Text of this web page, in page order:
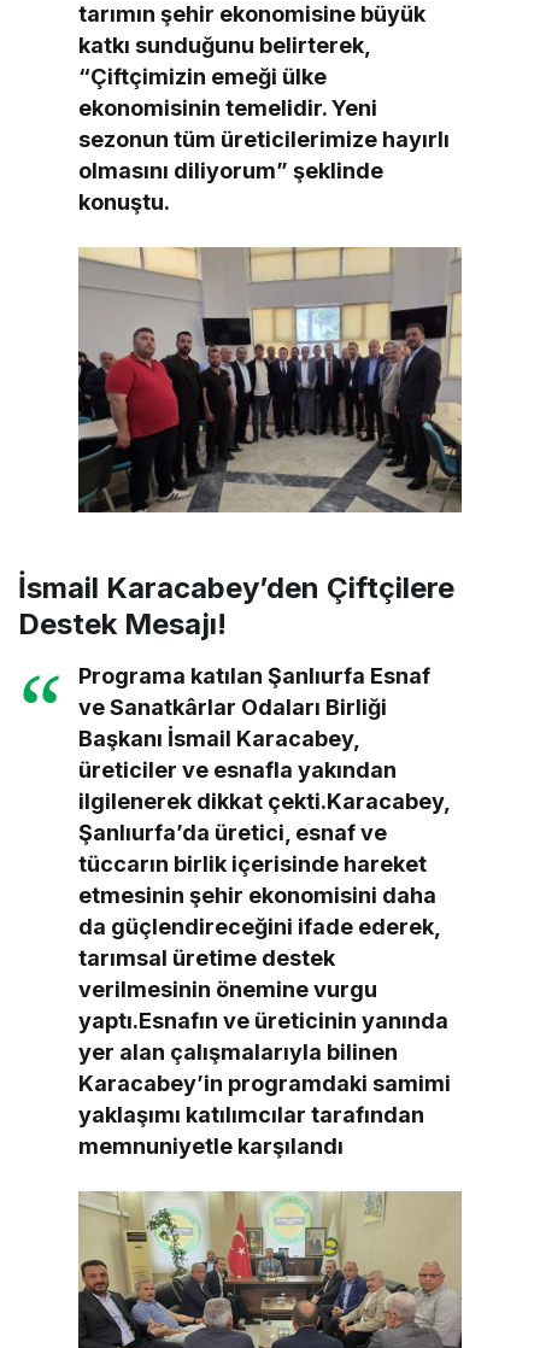
tarımın şehir ekonomisine büyük
katkı sunduğunu belirterek,
“Çiftçimizin emeği ülke
ekonomisinin temelidir. Yeni
sezonun tüm üreticilerimize hayırlı
olmasını diliyorum” şeklinde
konuştu.
İsmail Karacabey’den Çiftçilere
Destek Mesajı!
Programa katılan Şanlıurfa Esnaf
ve Sanatkârlar Odaları Birliği
Başkanı İsmail Karacabey,
üreticiler ve esnafla yakından
ilgilenerek dikkat çekti.Karacabey,
Şanlıurfa’da üretici, esnaf ve
tüccarın birlik içerisinde hareket
etmesinin şehir ekonomisini daha
da güçlendireceğini ifade ederek,
tarımsal üretime destek
verilmesinin önemine vurgu
yaptı.Esnafın ve üreticinin yanında
yer alan çalışmalarıyla bilinen
Karacabey’in programdaki samimi
yaklaşımı katılımcılar tarafından
memnuniyetle karşılandı